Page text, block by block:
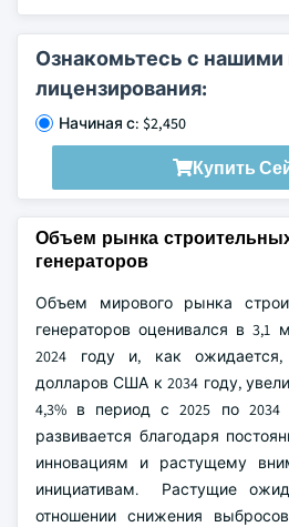
Ознакомьтесь с нашими
лицензирования:
Начиная с: $2,450
Купить
Объем рынка
генераторов
Объем мирового рынка
генераторов оценивался в
2024 году и, как
долларов США к 2034 году,
4,3% в период с 2025 по
развивается благодаря
инновациям и растущему
инициативам. Растущие
отношении снижения